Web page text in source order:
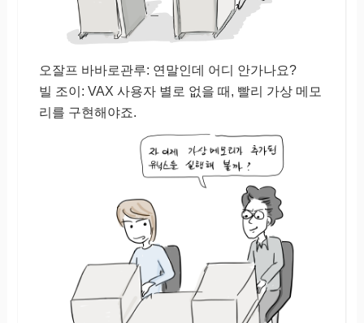
오잘프 바바로관루: 연말인데 어디 안가나요?
빌 조이: VAX 사용자 별로 없을 때, 빨리 가상 메모
리를 구현해야죠.